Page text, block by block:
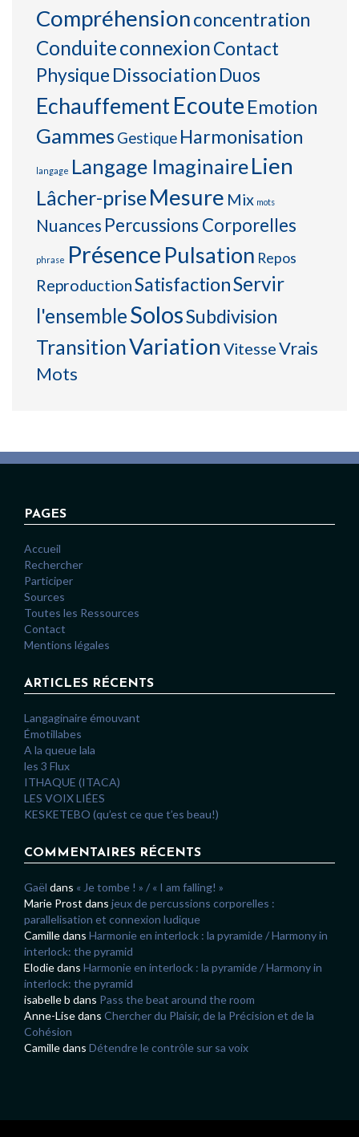
Compréhensionconcentration
ConduiteconnexionContact
Physique Dissociation Duos
EchauffementEcoute Emotion
Gammes Gestique Harmonisation
langage Langage ImaginaireLien
Lâcher-priseMesure Mix mots
Nuances Percussions Corporelles
phrase Présence Pulsation Repos
ReproductionSatisfactionServir
l'ensembleSolosSubdivision
TransitionVariation VitesseVrais
Mots
PAGES
Accueil
Rechercher
Participer
Sources
Toutes les Ressources
Contact
Mentions légales
ARTICLES RÉCENTS
Langaginaire émouvant
Émotillabes
A la queue lala
les 3 Flux
ITHAQUE (ITACA)
LES VOIX LIÉES
KESKETEBO (qu’est ce que t’es beau!)
COMMENTAIRES RÉCENTS
Gaël dans « Je tombe ! » / « I am falling! »
Marie Prost dans jeux de percussions corporelles :
parallelisation et connexion ludique
Camilledans Harmonie en interlock : la pyramide / Harmony in
interlock: the pyramid
Elodiedans Harmonie en interlock : la pyramide / Harmony in
interlock: the pyramid
isabelle b dans Pass the beat around the room
Anne-Lisedans Chercher du Plaisir, de la Précision et de la
Cohésion
Camilledans Détendre le contrôle sur sa voix